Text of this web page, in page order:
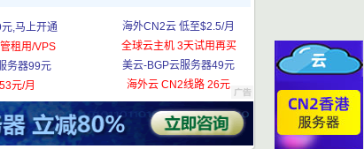
,马上开通
租用/VPS
务器99元
元/月
海外CN2云 低至$2.5/月
全球云主机 3天试用再买
美云-BGP云服务器49元
海外云 CN2线路 26元